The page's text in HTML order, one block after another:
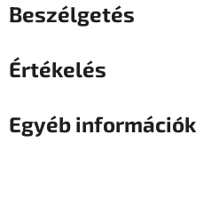
Beszélgetés
Értékelés
Egyéb információk